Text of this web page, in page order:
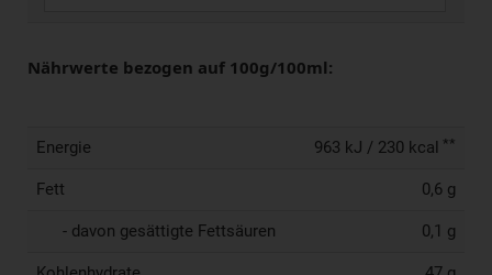
Nährwerte bezogen auf 100g/100ml:
Energie 963 kJ / 230 kcal **
Fett 0,6 g
- davon gesättigte Fettsäuren 0,1 g